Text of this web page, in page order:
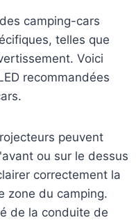
camping-cars
telles que
Voici
recommandées
peuvent
ou sur le dessus
correctement la
zone du camping.
de la conduite de